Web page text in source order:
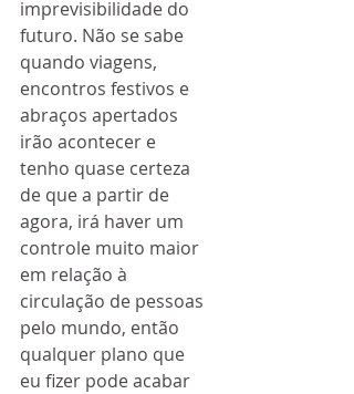
imprevisibilidade do
futuro. Não se sabe
quando viagens,
encontros festivos e
abraços apertados
irão acontecer e
tenho quase certeza
de que a partir de
agora, irá haver um
controle muito maior
em relação à
circulação de pessoas
pelo mundo, então
qualquer plano que
eu fizer pode acabar